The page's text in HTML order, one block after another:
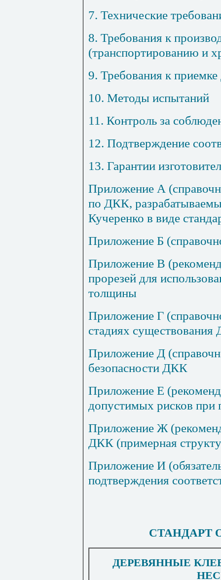
7. Технические
8. Требования к
(транспортированию и
9. Требования к
10. Методы испытаний
11. Контроль за
12. Подтверждение
13. Гарантии
Приложение А
по ДКК,
Кучеренко в виде
Приложение Б
Приложение В
прорезей для
толщины
Приложение Г
стадиях
Приложение Д
безопасности ДКК
Приложение Е
допустимых рисков
Приложение Ж
ДКК (примерная
Приложение И
подтверждения
СТАНДАРТ
ДЕРЕВЯННЫЕ